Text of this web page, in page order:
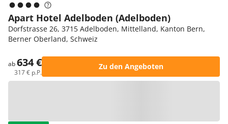
Apart Hotel Adelboden (Adelboden)
Dorfstrasse 26, 3715 Adelboden, Mittelland, Kanton Bern,
Berner Oberland, Schweiz
ab634 €
317 € p.P.
Zu den Angeboten